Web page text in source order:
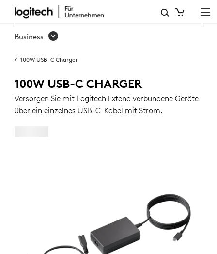
100W
USB-
CHARGER
Business
100W USB-C Charger
100W USB-C CHARGER
Versorgen Sie mit Logitech Extend verbundene Geräte
über ein einzelnes USB-C-Kabel mit Strom.